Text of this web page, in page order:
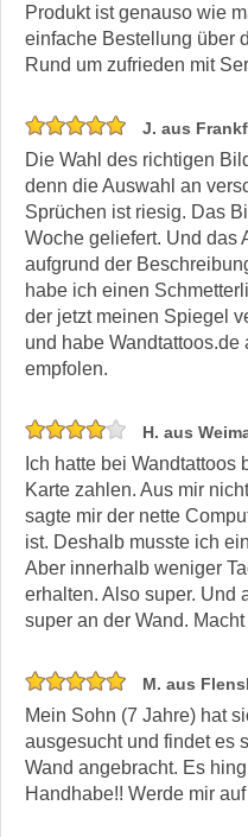
Produkt ist genauso wie
einfache Bestellung über
Rund um zufrieden mit
J. aus
Die Wahl des richtigen
denn die Auswahl an
Sprüchen ist riesig. Das
Woche geliefert. Und das
aufgrund der
habe ich einen
der jetzt meinen Spiegel
und habe
empfolen.
H. aus
Ich hatte bei
Karte zahlen. Aus mir
sagte mir der nette
ist. Deshalb musste ich
Aber innerhalb weniger
erhalten. Also super. Und
super an der Wand.
M. aus
Mein Sohn (7 Jahre) hat
ausgesucht und findet es
Wand angebracht. Es
Handhabe!! Werde mir